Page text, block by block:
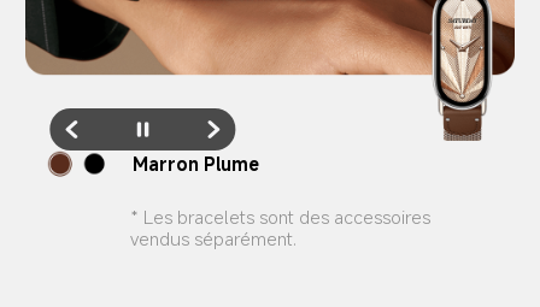
Marron Plume
* Les bracelets sont des accessoires
vendus séparément.